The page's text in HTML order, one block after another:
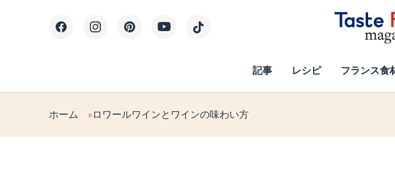
記事 レシピ フランス食
ホーム ロワールワインとワインの味わい方